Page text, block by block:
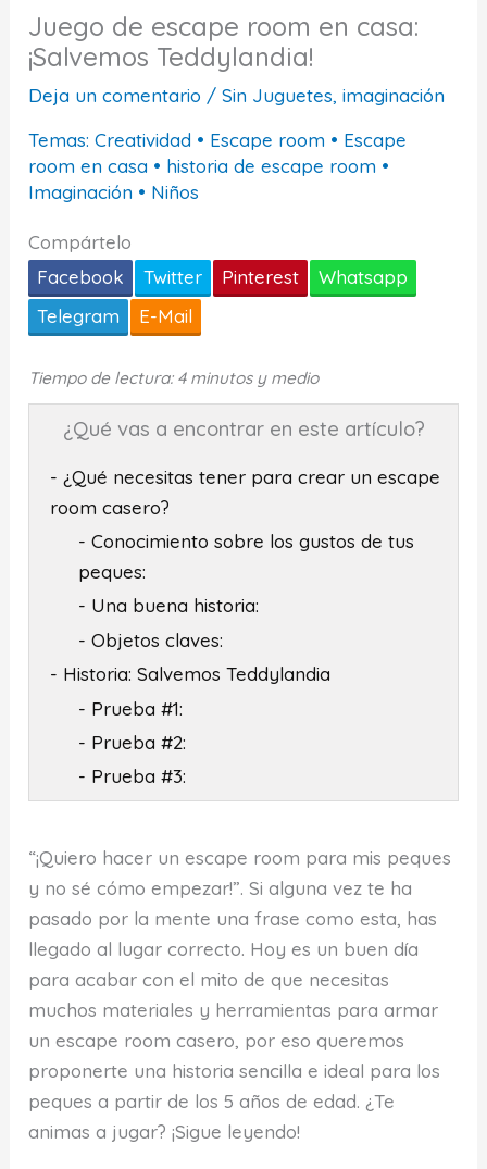
Juego de escape room en casa:
¡Salvemos Teddylandia!
Deja un comentario /Sin Juguetes, imaginación
Temas:Creatividad • Escape room • Escape
room en casa • historia de escape room •
Imaginación • Niños
Compártelo
Facebook
Twitter Pinterest
Whatsapp
Telegram
E-Mail
Tiempo de lectura: 4 minutos y medio
¿Qué vas a encontrar en este artículo?
- ¿Qué necesitas tener para crear un escape
room casero?
- Conocimiento sobre los gustos de tus
peques:
- Una buena historia:
- Objetos claves:
- Historia: Salvemos Teddylandia
- Prueba #1:
- Prueba #2:
- Prueba #3:
“¡Quiero hacer un escape room para mis peques
y no sé cómo empezar!”. Si alguna vez te ha
pasado por la mente una frase como esta, has
llegado al lugar correcto. Hoy es un buen día
para acabar con el mito de que necesitas
muchos materiales y herramientas para armar
un escape room casero, por eso queremos
proponerte una historia sencilla e ideal para los
peques a partir de los 5 años de edad. ¿Te
animas a jugar? ¡Sigue leyendo!